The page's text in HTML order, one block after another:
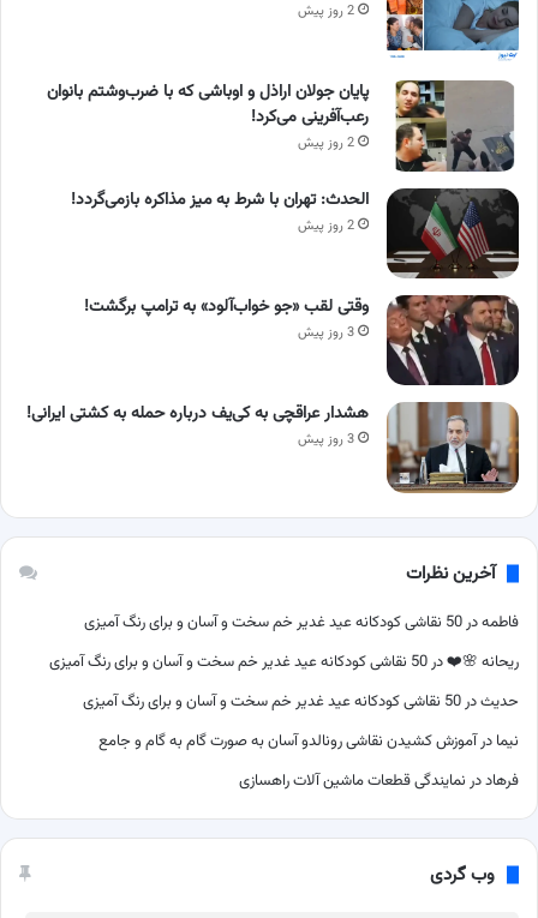
2 روز پیش
پایان جولان اراذل و اوباشی که با ضرب‌وشتم بانوان
رعب‌آفرینی می‌کرد!
2 روز پیش
الحدث: تهران با شرط به میز مذاکره بازمی‌گردد!
2 روز پیش
وقتی لقب «جو خواب‌آلود» به ترامپ برگشت!
3 روز پیش
هشدار عراقچی به کی‌یف درباره حمله به کشتی ایرانی!
3 روز پیش
آخرین نظرات
فاطمهدر 50 نقاشی کودکانه عید غدیر خم سخت و آسان و برای رنگ آمیزی
ریحانه 🌸❤️در 50 نقاشی کودکانه عید غدیر خم سخت و آسان و برای رنگ آمیزی
حدیثدر 50 نقاشی کودکانه عید غدیر خم سخت و آسان و برای رنگ آمیزی
نیما درآموزش کشیدن نقاشی رونالدو آسان به صورت گام به گام و جامع
فرهاددر نمایندگی قطعات ماشین آلات راهسازی
وب گردی